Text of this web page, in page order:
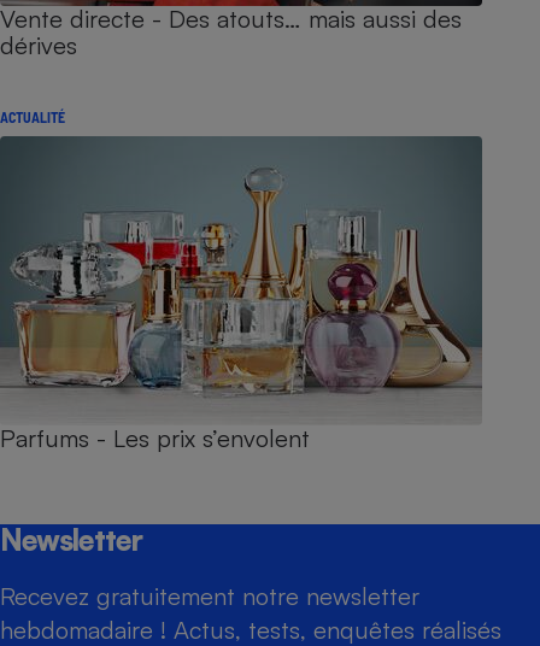
Vente directe - Des atouts… mais aussi des
dérives
ACTUALITÉ
Parfums - Les prix s’envolent
Newsletter
Recevez gratuitement notre newsletter
hebdomadaire ! Actus, tests, enquêtes réalisés